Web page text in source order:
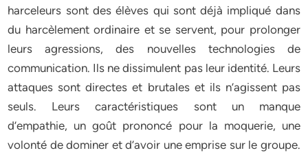
harceleurs sont des élèves qui sont déjà impliqué dans
du harcèlement ordinaire et se servent, pour prolonger
leurs agressions, des nouvelles technologies de
communication. Ils ne dissimulent pas leur identité. Leurs
attaques sont directes et brutales et ils n’agissent pas
seuls. Leurs caractéristiques sont un manque
d’empathie, un goût prononcé pour la moquerie, une
volonté de dominer et d’avoir une emprise sur le groupe.